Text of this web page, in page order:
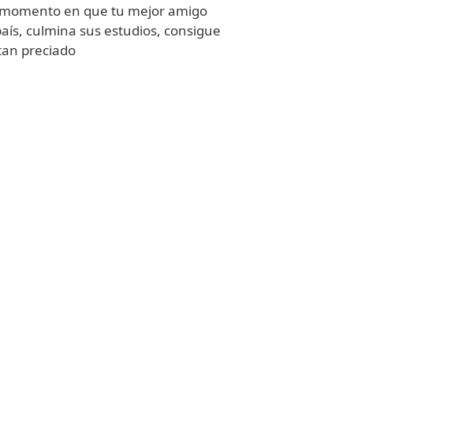
en que tu mejor amigo
culmina sus estudios, consigue
preciado